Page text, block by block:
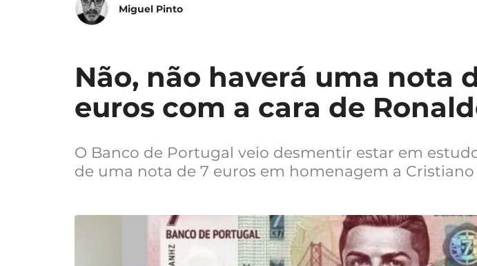
Miguel Pinto
Não, não haverá uma nota
euros com a cara de
O Banco de Portugal veio desmentir estar em
de uma nota de 7 euros em homenagem a Cristiano